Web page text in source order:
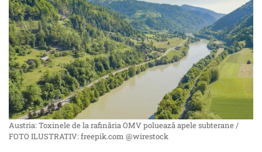
Austria: Toxinele de la rafinăria OMV poluează apele subterane /
FOTO ILUSTRATIV: freepik.com @wirestock